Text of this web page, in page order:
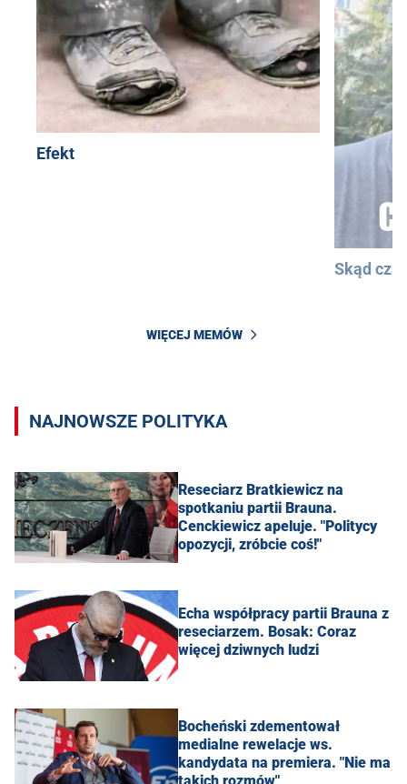
Efekt
Skąd
WIĘCEJ MEMÓW
NAJNOWSZE POLITYKA
Reseciarz Bratkiewicz na
spotkaniu partii Brauna.
Cenckiewicz apeluje. "Politycy
opozycji, zróbcie coś!"
Echa współpracy partii Brauna z
reseciarzem. Bosak: Coraz
więcej dziwnych ludzi
Bocheński zdementował
medialne rewelacje ws.
kandydata na premiera. "Nie ma